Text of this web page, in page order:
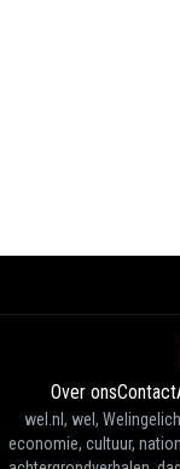
Over onsContact
wel.nl, wel,
economie, cultuur,